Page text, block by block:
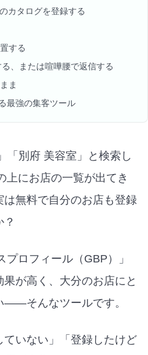
カタログを登録する
する
、または喧嘩腰で返信する
ま
最強の集客ツール
「別府 美容室」と検索し
上にお店の一覧が出てき
は無料で自分のお店も登録
ロフィール（GBP）」
が高く、大分のお店にと
——そんなツールです。
いない」「登録したけど